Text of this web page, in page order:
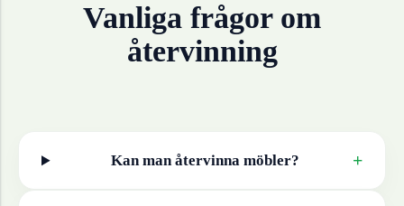
Vanliga frågor om
återvinning
Kan man återvinna möbler? +